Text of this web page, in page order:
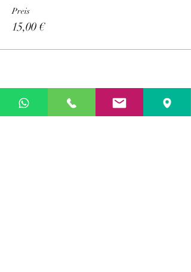
Preis
15,00 €
Diese Veranstaltung teilen